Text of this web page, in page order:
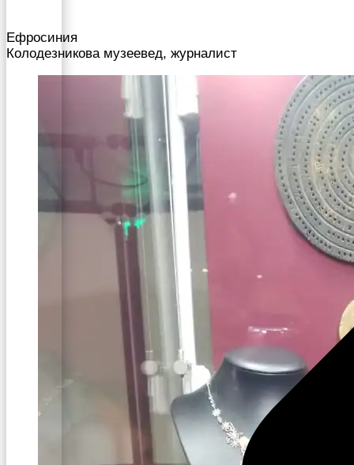
Ефросиния
Колодезникова музеевед, журналист